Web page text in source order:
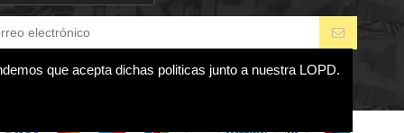
que acepta dichas politicas junto a nuestra LOPD.